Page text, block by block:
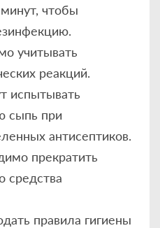
чтобы
учитывать
реакций.
испытывать
сыпь при
антисептиков.
прекратить
средства
правила гигиены